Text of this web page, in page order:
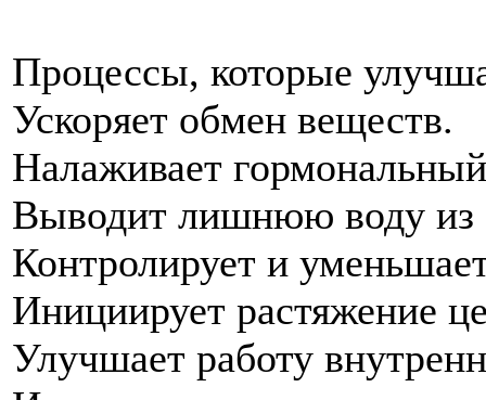
Процессы, которые
Ускоряет обмен веществ.
Налаживает
Выводит лишнюю воду из
Контролирует и
Инициирует растяжение
Улучшает работу